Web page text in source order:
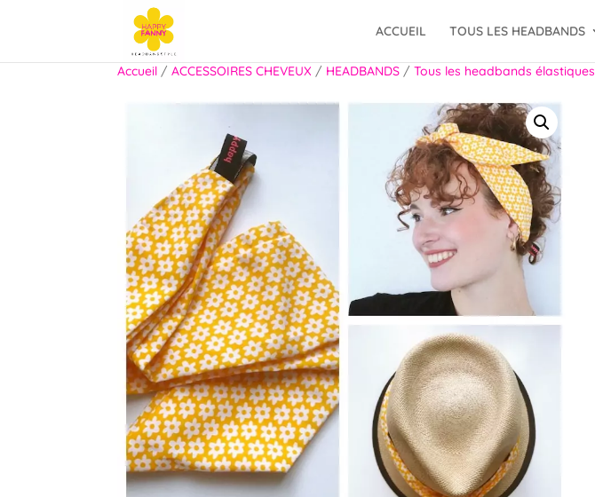
ACCUEIL TOUS LES HEADBANDS
Accueil / ACCESSOIRES CHEVEUX / HEADBANDS / Tous les headbands élastiques